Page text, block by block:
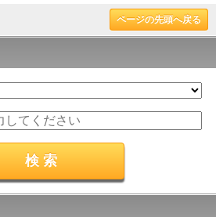
ページの先頭へ戻る